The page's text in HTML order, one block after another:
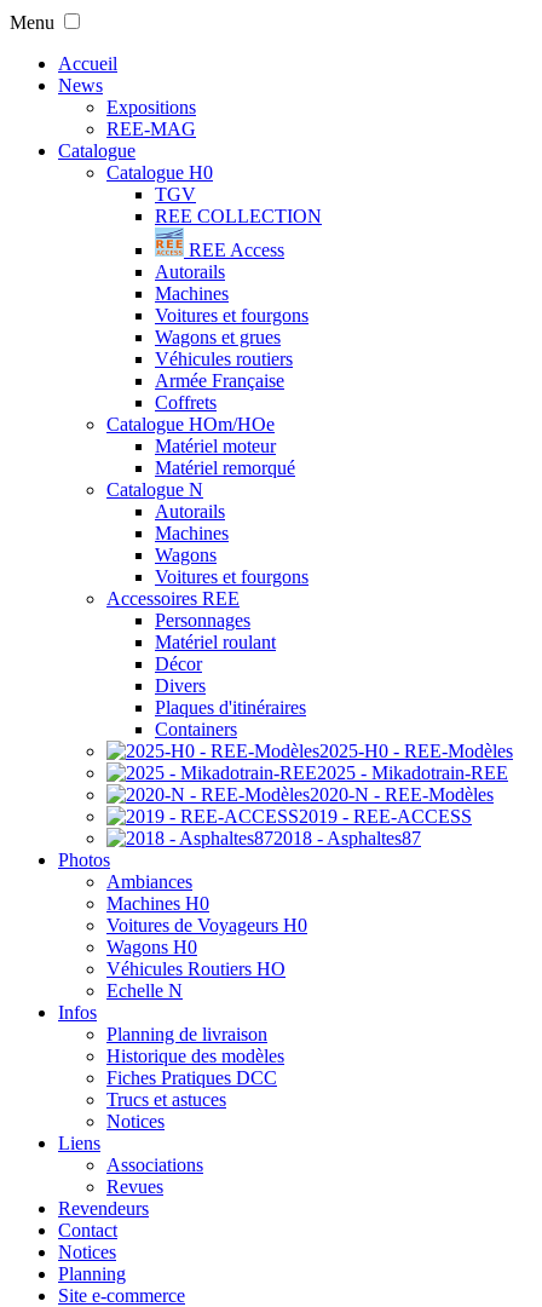
Menu
Accueil
News
Expositions
REE-MAG
Catalogue
Catalogue H0
TGV
REE COLLECTION
REE Access
Autorails
Machines
Voitures et fourgons
Wagons et grues
Véhicules routiers
Armée Française
Coffrets
Catalogue HOm/HOe
Matériel moteur
Matériel remorqué
Catalogue N
Autorails
Machines
Wagons
Voitures et fourgons
Accessoires REE
Personnages
Matériel roulant
Décor
Divers
Plaques d'itinéraires
Containers
2025-H0 - REE-Modèles
2025 - Mikadotrain-REE
2020-N - REE-Modèles
2019 - REE-ACCESS
2018 - Asphaltes87
Photos
Ambiances
Machines H0
Voitures de Voyageurs H0
Wagons H0
Véhicules Routiers HO
Echelle N
Infos
Planning de livraison
Historique des modèles
Fiches Pratiques DCC
Trucs et astuces
Notices
Liens
Associations
Revues
Revendeurs
Contact
Notices
Planning
Site e-commerce